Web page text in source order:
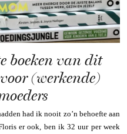
boeken van dit
(werkende)
had ik nooit zo’n behoefte aan
er ook, ben ik 32 uur per week